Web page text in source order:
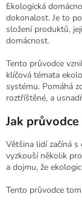
Ekologická
dokonalost. Je to
složení produktů,
domácnost.
Tento průvodce
klíčová témata
systému. Pomáhá
roztříštěné, a
Jak
Většina lidí začíná
vyzkouší několik
a dojmu, že
Tento průvodce